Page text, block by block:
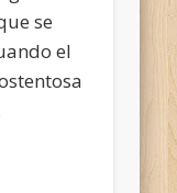
se
el